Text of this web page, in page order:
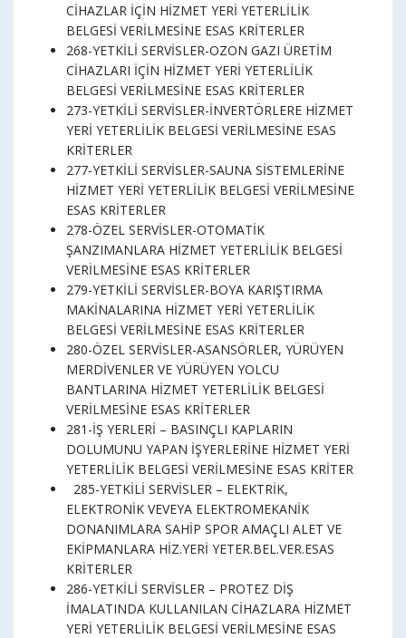
CİHAZLAR İÇİN HİZMET YERİ YETERLİLİK
BELGESİ VERİLMESİNE ESAS KRİTERLER
268-YETKİLİ SERVİSLER-OZON GAZI ÜRETİM
CİHAZLARI İÇİN HİZMET YERİ YETERLİLİK
BELGESİ VERİLMESİNE ESAS KRİTERLER
273-YETKİLİ SERVİSLER-İNVERTÖRLERE HİZMET
YERİ YETERLİLİK BELGESİ VERİLMESİNE ESAS
KRİTERLER
277-YETKİLİ SERVİSLER-SAUNA SİSTEMLERİNE
HİZMET YERİ YETERLİLİK BELGESİ VERİLMESİNE
ESAS KRİTERLER
278-ÖZEL SERVİSLER-OTOMATİK
ŞANZIMANLARA HİZMET YETERLİLİK BELGESİ
VERİLMESİNE ESAS KRİTERLER
279-YETKİLİ SERVİSLER-BOYA KARIŞTIRMA
MAKİNALARINA HİZMET YERİ YETERLİLİK
BELGESİ VERİLMESİNE ESAS KRİTERLER
280-ÖZEL SERVİSLER-ASANSÖRLER, YÜRÜYEN
MERDİVENLER VE YÜRÜYEN YOLCU
BANTLARINA HİZMET YETERLİLİK BELGESİ
VERİLMESİNE ESAS KRİTERLER
281-İŞ YERLERİ – BASINÇLI KAPLARIN
DOLUMUNU YAPAN İŞYERLERİNE HİZMET YERİ
YETERLİLİK BELGESİ VERİLMESİNE ESAS KRİTER
285-YETKİLİ SERVİSLER – ELEKTRİK,
ELEKTRONİK VEVEYA ELEKTROMEKANİK
DONANIMLARA SAHİP SPOR AMAÇLI ALET VE
EKİPMANLARA HİZ.YERİ YETER.BEL.VER.ESAS
KRİTERLER
286-YETKİLİ SERVİSLER – PROTEZ DİŞ
İMALATINDA KULLANILAN CİHAZLARA HİZMET
YERİ YETERLİLİK BELGESİ VERİLMESİNE ESAS